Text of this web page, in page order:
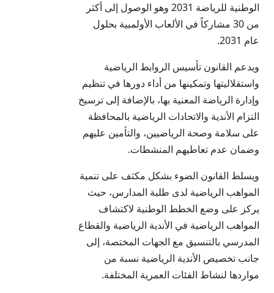
الوطنية للرياضة 2031 وهو الوصول إلى أكثر
من 30 مشاركاً في الألعاب الأولمبية بحلول
عام 2031.
ويدعم القانون تأسيس الروابط الرياضية
واستقلاليتها وتمكينها من أداء دورها في تنظيم
وإدارة الرياضة المعنية بها، بالإضافة إلى ترسيخ
التزام الأندية والاتحادات الرياضية بالمحافظة
على سلامة وصحة الرياضيين، والتأمين عليهم
وضمان عدم تعاطيهم المنشطات.
ويسلط القانون الضوء بشكل مكثف على تنمية
المواهب الرياضية لدى طلبة المدارس، حيث
يركز على وضع الخطط الوطنية لاكتشاف
المواهب الرياضية في الأندية الرياضية والقطاع
المدرسي بالتنسيق مع الجهات المختصة، إلى
جانب تخصيص الأندية الرياضية نسبة من
مواردها لنشاط الفئات العمرية المختلفة.